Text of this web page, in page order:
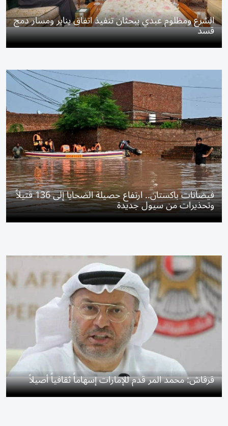
الشرع ومظلوم عبدي يبحثان تنفيذ اتفاق يناير ومسار دمج
قسد
فيضانات باكستان.. ارتفاع حصيلة الضحايا إلى 136 قتيلاً
وتحذيرات من سيول جديدة
قرقاش: محمد المر قدم للإمارات إسهاماً ثقافياً أصيلاً